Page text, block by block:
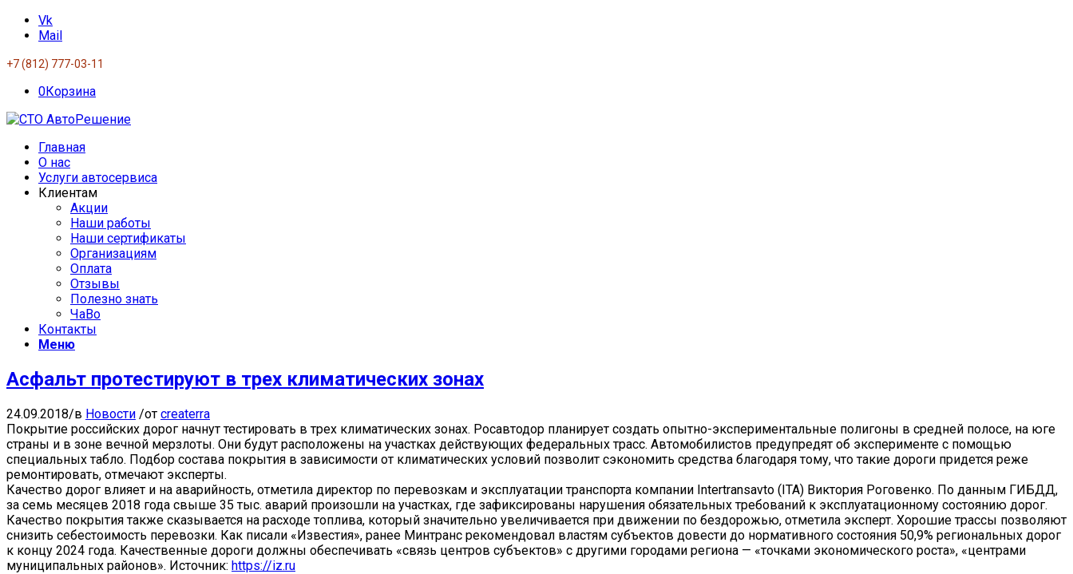
Vk
Mail
+7 (812) 777-03-11
0Корзина
Главная
О нас
Услуги автосервиса
Клиентам
Акции
Наши работы
Наши сертификаты
Организациям
Оплата
Отзывы
Полезно знать
ЧаВо
Контакты
Меню
Асфальт протестируют в трех климатических зонах
24.09.2018/в Новости /от createrra
Покрытие российских дорог начнут тестировать в трех климатических зонах. Росавтодор планирует создать опытно-экспериментальные полигоны в средней полосе, на юге
страны и в зоне вечной мерзлоты. Они будут расположены на участках действующих федеральных трасс. Автомобилистов предупредят об эксперименте с помощью
специальных табло. Подбор состава покрытия в зависимости от климатических условий позволит сэкономить средства благодаря тому, что такие дороги придется реже
ремонтировать, отмечают эксперты.
Качество дорог влияет и на аварийность, отметила директор по перевозкам и эксплуатации транспорта компании Intertransavto (ITA) Виктория Роговенко. По данным ГИБДД,
за семь месяцев 2018 года свыше 35 тыс. аварий произошли на участках, где зафиксированы нарушения обязательных требований к эксплуатационному состоянию дорог.
Качество покрытия также сказывается на расходе топлива, который значительно увеличивается при движении по бездорожью, отметила эксперт. Хорошие трассы позволяют
снизить себестоимость перевозки. Как писали «Известия», ранее Минтранс рекомендовал властям субъектов довести до нормативного состояния 50,9% региональных дорог
к концу 2024 года. Качественные дороги должны обеспечивать «связь центров субъектов» с другими городами региона — «точками экономического роста», «центрами
муниципальных районов». Источник: https://iz.ru